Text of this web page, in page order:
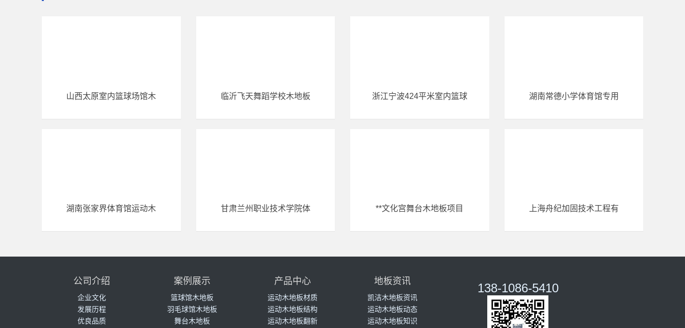
山西太原室内篮球场馆木 临沂飞天舞蹈学校木地板 浙江宁波424平米室内篮球 湖南常德小学体育馆专用
湖南张家界体育馆运动木 甘肃兰州职业技术学院体 **文化宫舞台木地板项目 上海舟纪加固技术工程有
公司介绍
企业文化
发展历程
优良品质
案例展示
篮球馆木地板
羽毛球馆木地板
舞台木地板
产品中心
运动木地板材质
运动木地板结构
运动木地板翻新
地板资讯
凯洁木地板资讯
运动木地板动态
运动木地板知识
138-1086-5410